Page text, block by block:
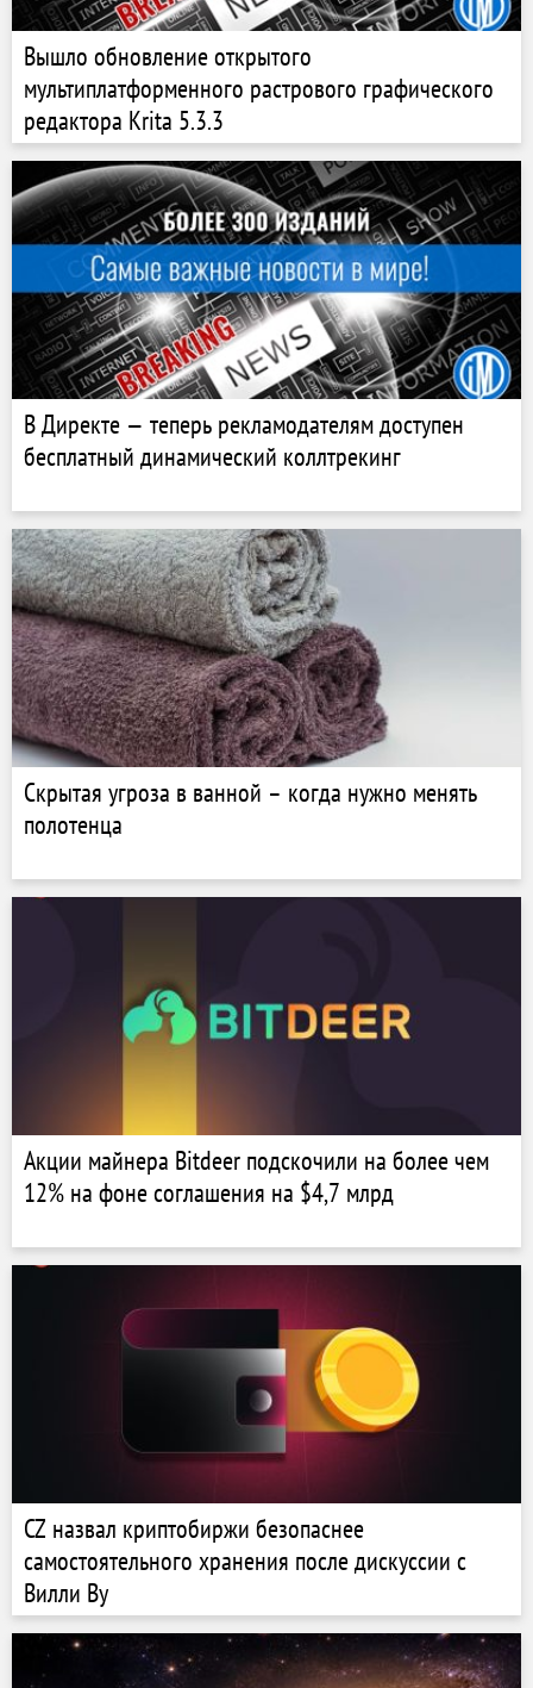
Вышло обновление открытого
мультиплатформенного растрового графического
редактора Krita 5.3.3
В Директе — теперь рекламодателям доступен
бесплатный динамический коллтрекинг
Скрытая угроза в ванной – когда нужно менять
полотенца
Акции майнера Bitdeer подскочили на более чем
12% на фоне соглашения на $4,7 млрд
CZ назвал криптобиржи безопаснее
самостоятельного хранения после дискуссии с
Вилли Ву